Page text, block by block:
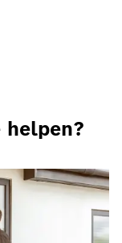
helpen?